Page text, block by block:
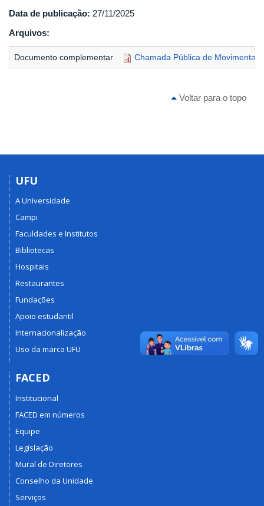
Data de publicação: 27/11/2025
Arquivos:
Documento complementar Chamada Pública de
Voltar para o topo
UFU
A Universidade
Campi
Faculdades e Institutos
Bibliotecas
Hospitais
Restaurantes
Fundações
Apoio estudantil
Internacionalização
Uso da marca UFU
FACED
Institucional
FACED em números
Equipe
Legislação
Mural de Diretores
Conselho da Unidade
Serviços